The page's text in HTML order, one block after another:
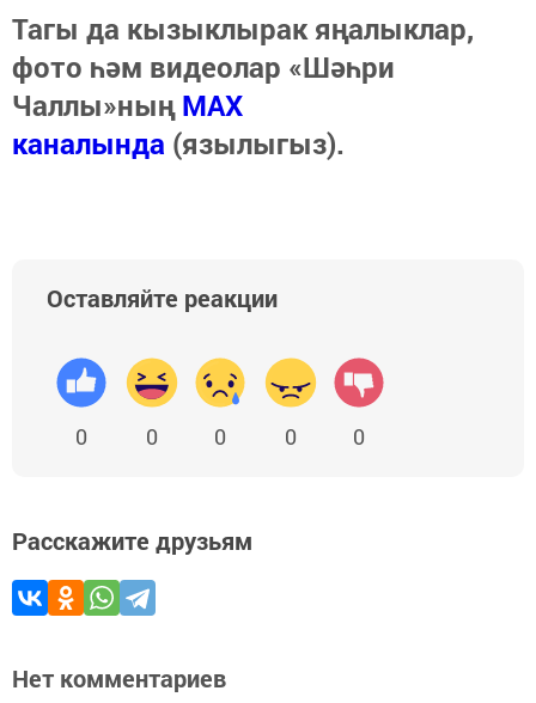
Тагы да кызыклырак яңалыклар,
фото һәм видеолар «Шәһри
Чаллы»ныңMAX
каналында (язылыгыз).
Оставляйте реакции
0 0 0 0 0
Расскажите друзьям
Нет комментариев